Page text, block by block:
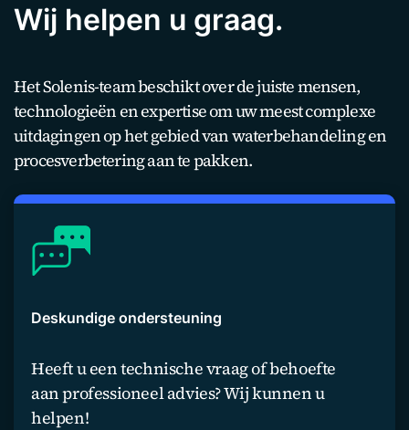
Wij helpen u graag.
Het Solenis-team beschikt over de juiste mensen,
technologieën en expertise om uw meest complexe
uitdagingen op het gebied van waterbehandeling en
procesverbetering aan te pakken.
Deskundige ondersteuning
Heeft u een technische vraag of behoefte
aan professioneel advies? Wij kunnen u
helpen!